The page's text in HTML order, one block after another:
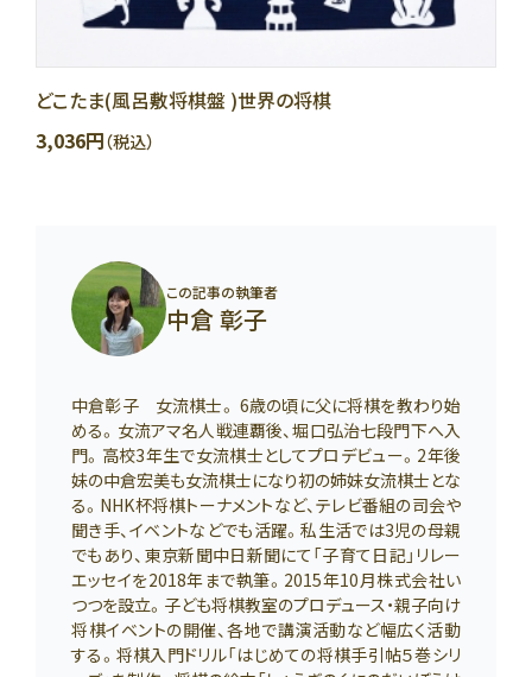
どこたま(風呂敷将棋盤 )世界の将棋
3,036円（税込）
この記事の執筆者
中倉 彰子
中倉彰子 女流棋士。 6歳の頃に父に将棋を教わり始
める。女流アマ名人戦連覇後、堀口弘治七段門下へ入
門。高校3年生で女流棋士としてプロデビュー。2年後
妹の中倉宏美も女流棋士になり初の姉妹女流棋士とな
る。NHK杯将棋トーナメントなど、テレビ番組の司会や
聞き手、イベントなどでも活躍。私生活では3児の母親
でもあり、東京新聞中日新聞にて「子育て日記」リレー
エッセイを2018年まで執筆。2015年10月株式会社い
つつを設立。子ども将棋教室のプロデュース・親子向け
将棋イベントの開催、各地で講演活動など幅広く活動
する。将棋入門ドリル「はじめての将棋手引帖５巻シリ